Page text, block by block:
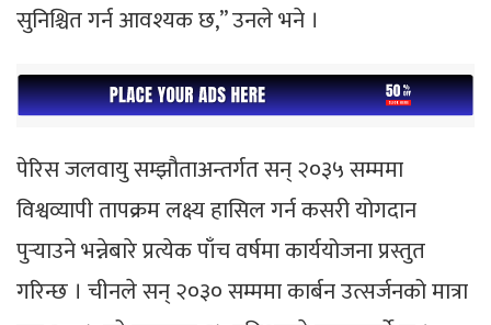
सुनिश्चित गर्न आवश्यक छ,” उनले भने ।
पेरिस जलवायु सम्झौताअन्तर्गत सन् २०३५ सम्ममा
विश्वव्यापी तापक्रम लक्ष्य हासिल गर्न कसरी योगदान
पुर्‍याउने भन्नेबारे प्रत्येक पाँच वर्षमा कार्ययोजना प्रस्तुत
गरिन्छ । चीनले सन् २०३० सम्ममा कार्बन उत्सर्जनको मात्रा